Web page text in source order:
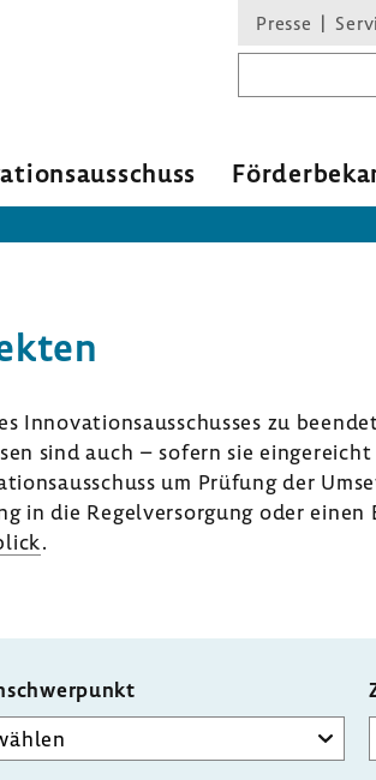
Presse
Inno­va­ti­ons­aus­schusses zu
sind auch – sofern sie
um Prüfung der
in die Regel­ver­sor­gung oder
.